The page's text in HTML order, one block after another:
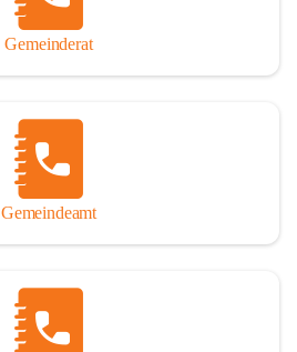
Gemeinderat
Gemeindeamt